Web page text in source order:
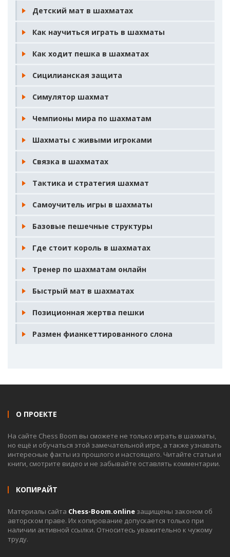
Детский мат в шахматах
Как научиться играть в шахматы
Как ходит пешка в шахматах
Сицилианская защита
Симулятор шахмат
Чемпионы мира по шахматам
Шахматы с живыми игроками
Связка в шахматах
Тактика и стратегия шахмат
Самоучитель игры в шахматы
Базовые пешечные структуры
Где стоит король в шахматах
Тренер по шахматам онлайн
Быстрый мат в шахматах
Позиционная жертва пешки
Размен фианкеттированного слона
О ПРОЕКТЕ
На сайте Chess Boom вы сможете не только играть в шахматы,
но ещё и обучаться этой замечательной игре, а также узнавать
интересные факты из прошлого и настоящего. Читайте статьи и
книги, смотрите видео и не забывайте оставлять комментарии.
КОПИРАЙТ
Материалы сайта Chess-Boom.online защищены законом об
авторском праве. Их копирование допускается только при
наличии активной ссылки. Относитесь уважительно к чужому
труду.